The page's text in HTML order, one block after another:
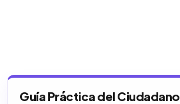
Guía Práctica del Ciudadano